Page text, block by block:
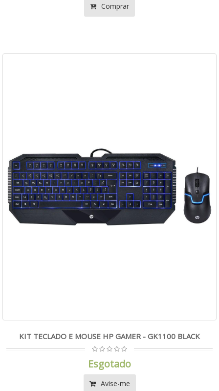
Comprar
KIT TECLADO E MOUSE HP GAMER - GK1100 BLACK
Esgotado
Avise-me